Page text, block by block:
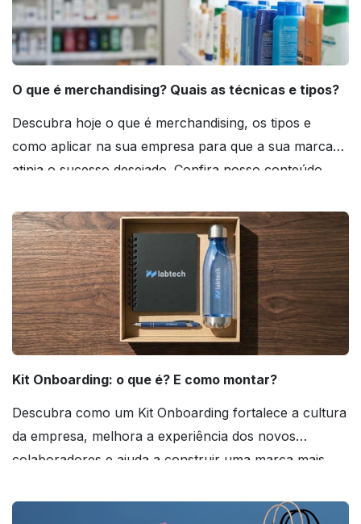
O que é merchandising? Quais as técnicas e tipos?
Descubra hoje o que é merchandising, os tipos e
como aplicar na sua empresa para que a sua marca
atinja o sucesso desejado. Confira nosso conteúdo
Kit Onboarding: o que é? E como montar?
Descubra como um Kit Onboarding fortalece a cultura
da empresa, melhora a experiência dos novos
colaboradores e ajuda a construir uma marca mais